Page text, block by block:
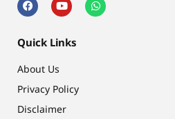
Quick Links
About Us
Privacy Policy
Disclaimer